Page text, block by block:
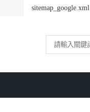
sitemap_google.xml